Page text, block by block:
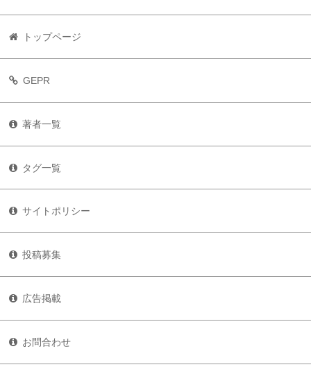
トップページ
GEPR
著者一覧
タグ一覧
サイトポリシー
投稿募集
広告掲載
お問合わせ